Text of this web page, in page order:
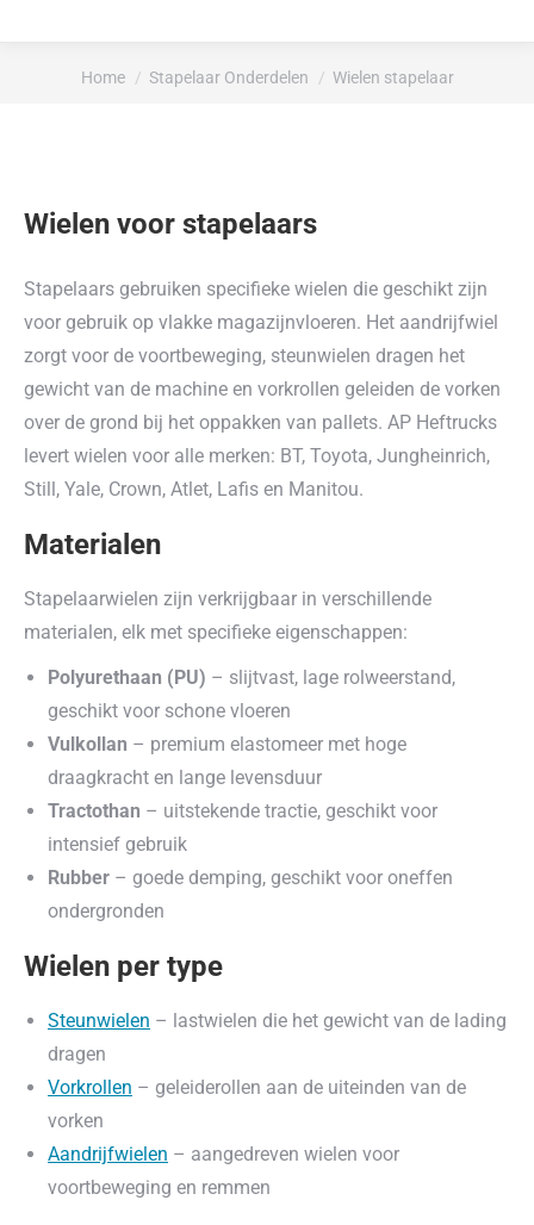
Je bent hier:
Home Stapelaar Onderdelen Wielen stapelaar
Wielen voor stapelaars
Stapelaars gebruiken specifieke wielen die geschikt zijn
voor gebruik op vlakke magazijnvloeren. Het aandrijfwiel
zorgt voor de voortbeweging, steunwielen dragen het
gewicht van de machine en vorkrollen geleiden de vorken
over de grond bij het oppakken van pallets. AP Heftrucks
levert wielen voor alle merken: BT, Toyota, Jungheinrich,
Still, Yale, Crown, Atlet, Lafis en Manitou.
Materialen
Stapelaarwielen zijn verkrijgbaar in verschillende
materialen, elk met specifieke eigenschappen:
Polyurethaan (PU) – slijtvast, lage rolweerstand,
geschikt voor schone vloeren
Vulkollan – premium elastomeer met hoge
draagkracht en lange levensduur
Tractothan – uitstekende tractie, geschikt voor
intensief gebruik
Rubber – goede demping, geschikt voor oneffen
ondergronden
Wielen per type
Steunwielen – lastwielen die het gewicht van de lading
dragen
Vorkrollen – geleiderollen aan de uiteinden van de
vorken
Aandrijfwielen – aangedreven wielen voor
voortbeweging en remmen